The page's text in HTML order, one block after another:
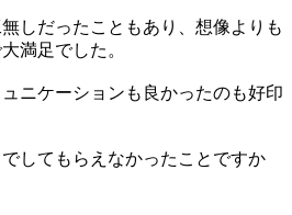
しだったこともあり、想像よりも
満足でした。
ニケーションも良かったのも好印
してもらえなかったことですか